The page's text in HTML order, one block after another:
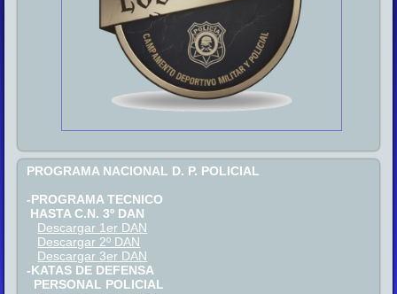
PROGRAMA NACIONAL D. P. POLICIAL
-PROGRAMA TECNICO
HASTA C.N. 3º DAN
Descargar 1er DAN
Descargar 2º DAN
Descargar 3er DAN
-KATAS DE DEFENSA
PERSONAL POLICIAL